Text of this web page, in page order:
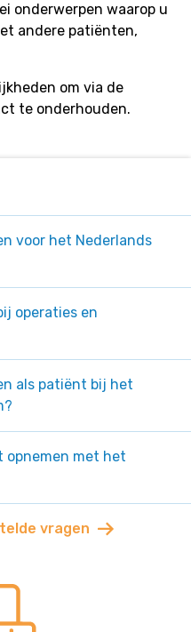
onderwerpen waarop u
andere patiënten,
om via de
te onderhouden.
voor het Nederlands
operaties en
als patiënt bij het
opnemen met het
vragen